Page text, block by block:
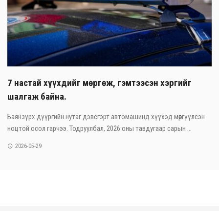
7 настай хүүхдийг мөргөж, гэмтээсэн хэргийг
шалгаж байна.
Баянзүрх дүүргийн нутаг дэвсгэрт автомашинд хүүхэд мөргүүлсэн
ноцтой осол гарчээ. Тодруулбал, 2026 оны тавдугаар сарын ...
2026-05-29